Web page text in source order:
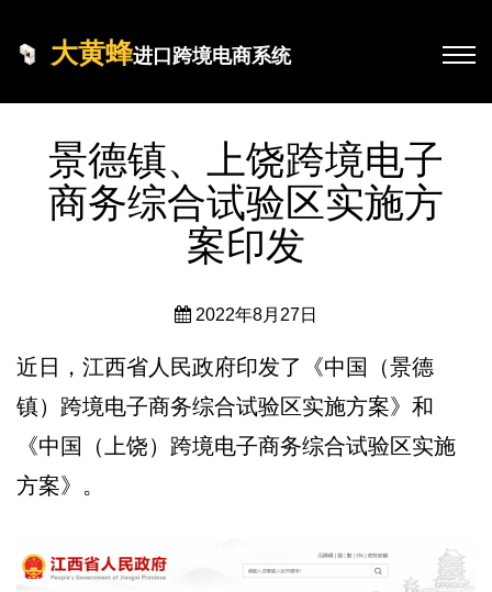
大黄蜂进口跨境电商系统
景德镇、上饶跨境电子
商务综合试验区实施方
案印发
2022年8月27日
近日，江西省人民政府印发了《中国（景德
镇）跨境电子商务综合试验区实施方案》和
《中国（上饶）跨境电子商务综合试验区实施
方案》。